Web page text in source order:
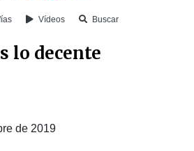
Vídeos Buscar
lo decente
de 2019